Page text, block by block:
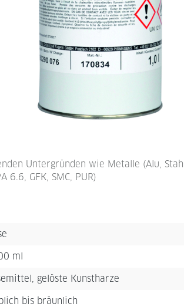
Untergründen wie Metalle (Alu,
6.6, GFK, SMC, PUR)
ml
gelöste Kunstharze
bis bräunlich